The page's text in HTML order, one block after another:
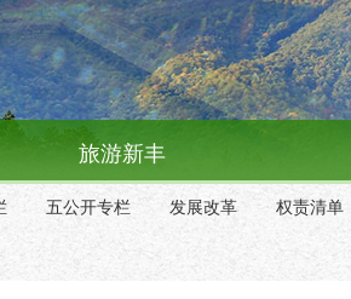
旅游新丰
五公开专栏 发展改革 权责清单